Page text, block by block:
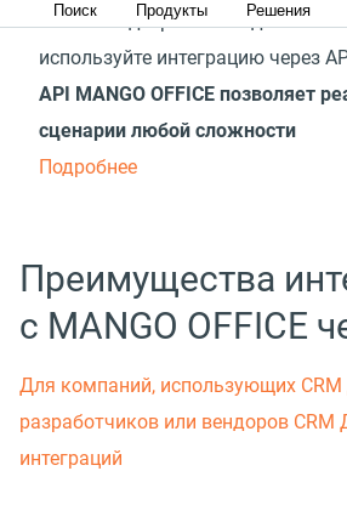
Поиск Продукты Решения
тонкой подстройкой под ваши
используйте интеграцию через
API MANGO OFFICE позволяет
сценарии любой сложности
Подробнее
Преимущества
с MANGO OFFICE
Для компаний, использующих CRM
разработчиков или вендоров СRM
интеграций